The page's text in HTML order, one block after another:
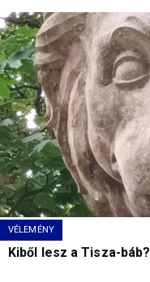
VÉLEMÉNY
Kiből lesz a Tisza-báb?